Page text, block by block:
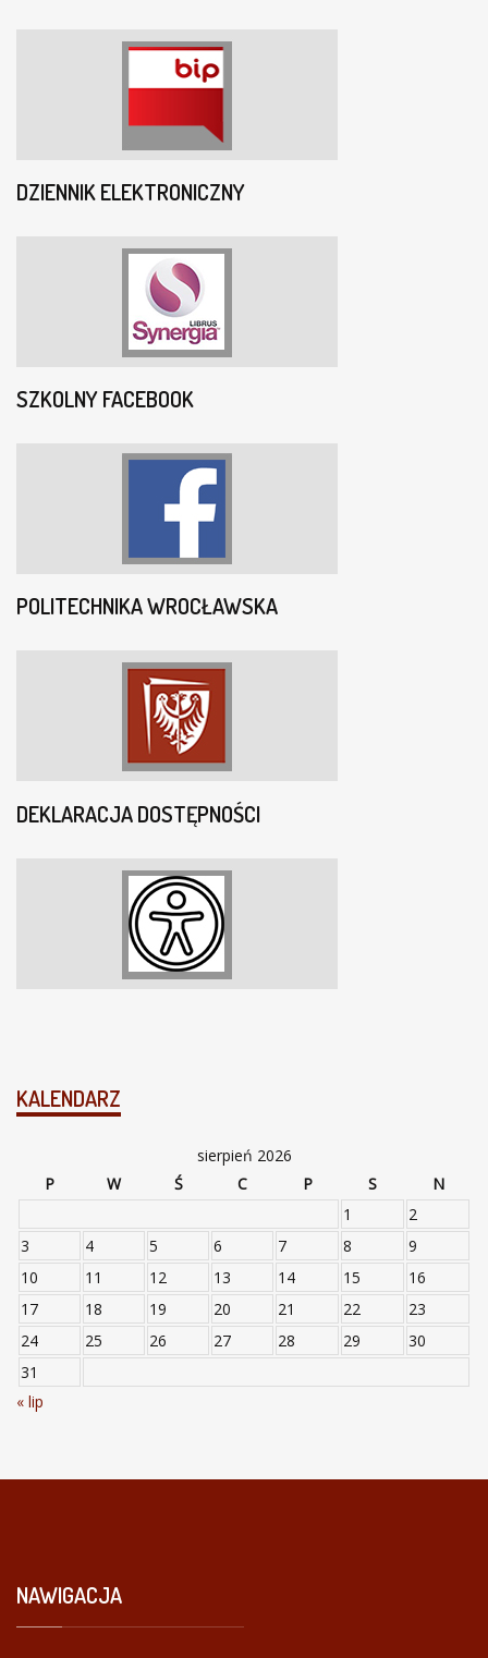
DZIENNIK ELEKTRONICZNY
SZKOLNY FACEBOOK
POLITECHNIKA WROCŁAWSKA
DEKLARACJA DOSTĘPNOŚCI
KALENDARZ
sierpień 2026
P
W Ś C P S
N
1
2
3
4 5 6 7 8
9
10
11 12 13 14 15
16
17
18 19 20 21 22
23
24
25 26 27 28 29
30
31
« lip
NAWIGACJA